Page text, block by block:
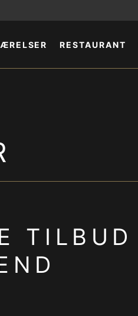
RESTAURANT
TILBUD